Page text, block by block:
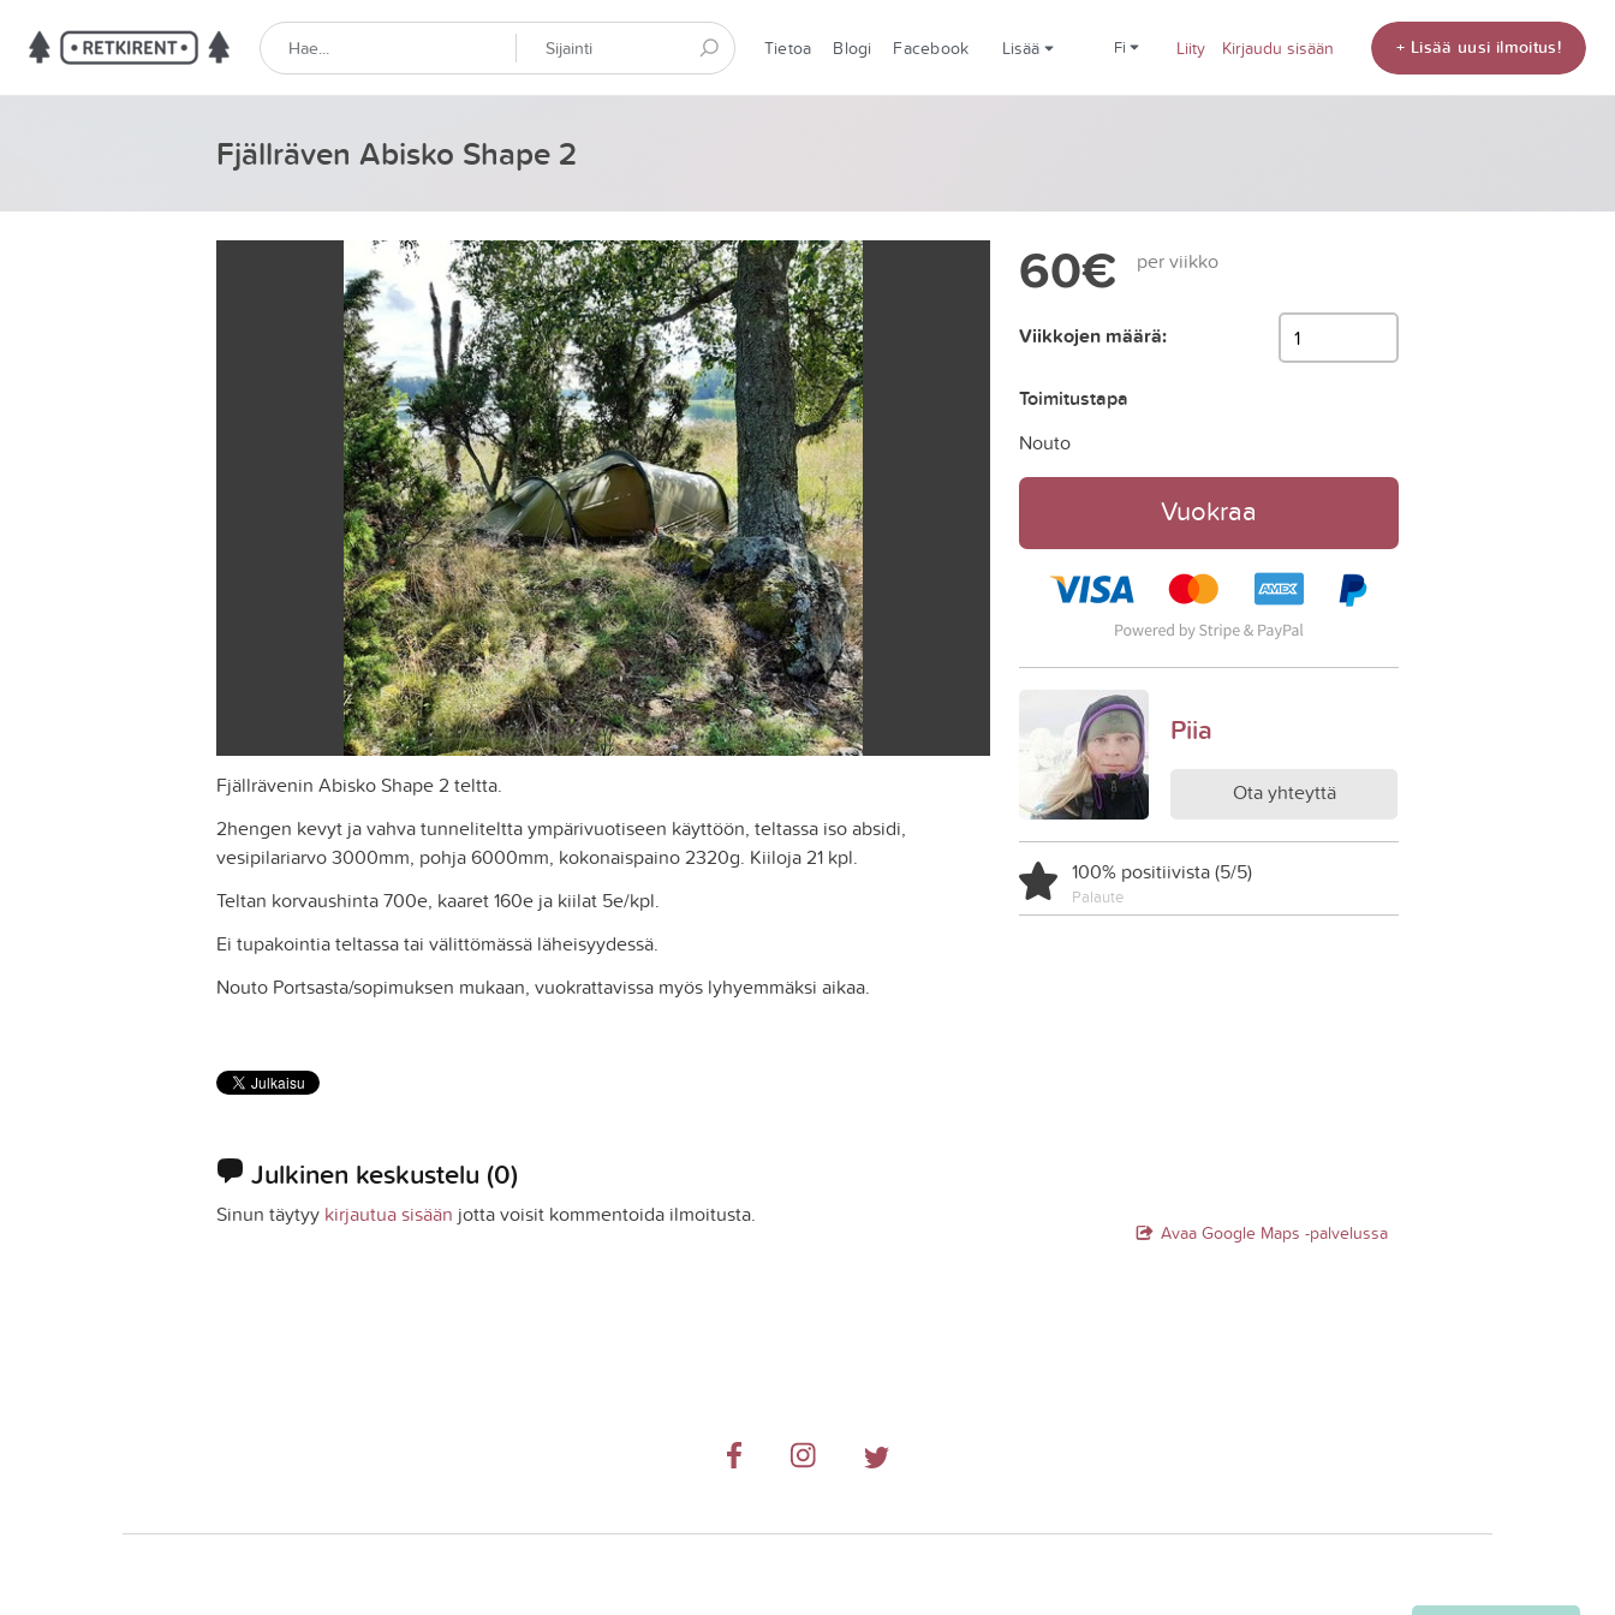
Tietoa Blogi Facebook Lisää fi Liity Kirjaudu sisään + Lisää uusi ilmoitus!
Fjällräven Abisko Shape 2
Fjällrävenin Abisko Shape 2 teltta.
2hengen kevyt ja vahva tunneliteltta ympärivuotiseen käyttöön, teltassa iso absidi,
vesipilariarvo 3000mm, pohja 6000mm, kokonaispaino 2320g. Kiiloja 21 kpl.
Teltan korvaushinta 700e, kaaret 160e ja kiilat 5e/kpl.
Ei tupakointia teltassa tai välittömässä läheisyydessä.
Nouto Portsasta/sopimuksen mukaan, vuokrattavissa myös lyhyemmäksi aikaa.
Julkinen keskustelu (0)
Sinun täytyy kirjautua sisään jotta voisit kommentoida ilmoitusta.
60€ per viikko
Viikkojen määrä:
Toimitustapa
Nouto
Vuokraa
Piia
Ota yhteyttä
100% positiivista (5/5)
Palaute
Avaa Google Maps -palvelussa